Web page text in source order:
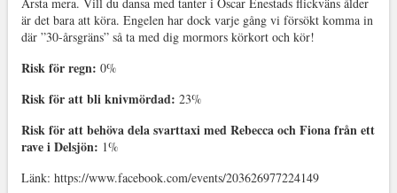
är det bara att köra. Engelen har dock varje gång vi försökt komma in
där ”30-årsgräns” så ta med dig mormors körkort och kör!
Risk för regn: 0%
Risk för att bli knivmördad: 23%
Risk för att behöva dela svarttaxi med Rebecca och Fiona från ett
rave i Delsjön: 1%
Länk: https://www.facebook.com/events/203626977224149